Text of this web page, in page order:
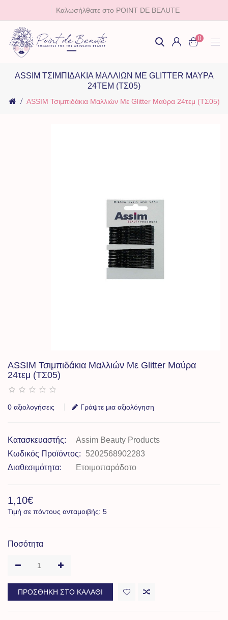
Καλωσήλθατε στο POINT DE BEAUTE
0
ASSIM ΤΣΙΜΠΙΔΆΚΙΑ ΜΑΛΛΙΏΝ ΜΕ GLITTER ΜΑΎΡΑ
24ΤΕΜ (ΤΣ05)
ASSIM Τσιμπιδάκια Μαλλιών Με Glitter Μαύρα 24τεμ (ΤΣ05)
ASSIM Τσιμπιδάκια Μαλλιών Με Glitter Μαύρα
24τεμ (ΤΣ05)
0 αξιολογήσεις Γράψτε μια αξιολόγηση
Κατασκευαστής:
Assim Beauty Products
Κωδικός Προϊόντος:
5202568902283
Διαθεσιμότητα:
Ετοιμοπαράδοτο
1,10€
Τιμή σε πόντους ανταμοιβής: 5
Ποσότητα
ΠΡΟΣΘΉΚΗ ΣΤΟ ΚΑΛΆΘΙ